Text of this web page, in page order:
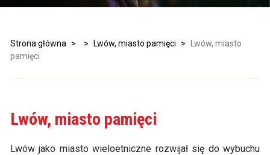
Strona główna > > Lwów, miasto pamięci >
Lwów, miasto
pamięci
Lwów, miasto pamięci
Lwów jako miasto wieloetniczne rozwijał się do wybuchu